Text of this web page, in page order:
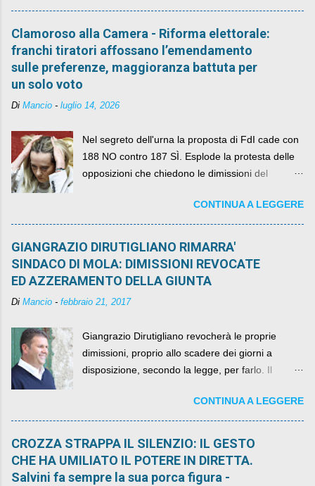
Clamoroso alla Camera - Riforma elettorale:
franchi tiratori affossano l’emendamento
sulle preferenze, maggioranza battuta per
un solo voto
Di Mancio - luglio 14, 2026
Nel segreto dell'urna la proposta di FdI cade con
188 NO contro 187 SÌ. Esplode la protesta delle
opposizioni che chiedono le dimissioni del
CONTINUA A LEGGERE
GIANGRAZIO DIRUTIGLIANO RIMARRA'
SINDACO DI MOLA: DIMISSIONI REVOCATE
ED AZZERAMENTO DELLA GIUNTA
Di Mancio - febbraio 21, 2017
Giangrazio Dirutigliano revocherà le proprie
dimissioni, proprio allo scadere dei giorni a
disposizione, secondo la legge, per farlo. Il
quelli che si auspicavano il contrario.CONTINUA A LEGGERE
CROZZA STRAPPA IL SILENZIO: IL GESTO
CHE HA UMILIATO IL POTERE IN DIRETTA.
Salvini fa sempre la sua porca figura -